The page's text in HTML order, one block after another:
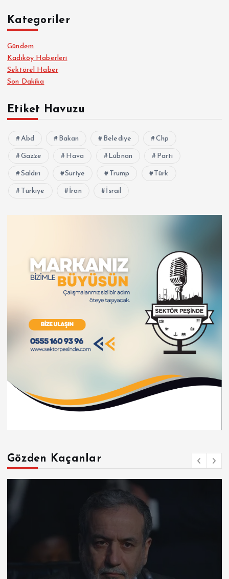
Kategoriler
Gündem
Kadıköy Haberleri
Sektörel Haber
Son Dakika
Etiket Havuzu
Abd Bakan Belediye Chp
Gazze Hava Lübnan Parti
Saldırı Suriye Trump Türk
Türkiye İran İsrail
Gözden Kaçanlar